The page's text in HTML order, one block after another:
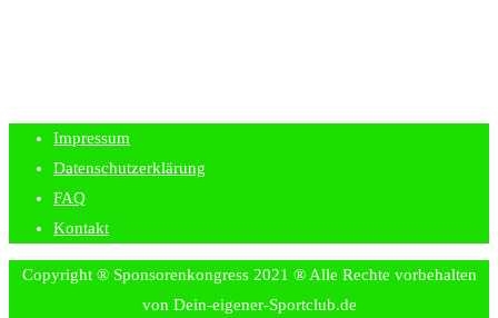
Impressum
Datenschutzerklärung
FAQ
Kontakt
Copyright ® Sponsorenkongress 2021 ® Alle Rechte vorbehalten
von Dein-eigener-Sportclub.de